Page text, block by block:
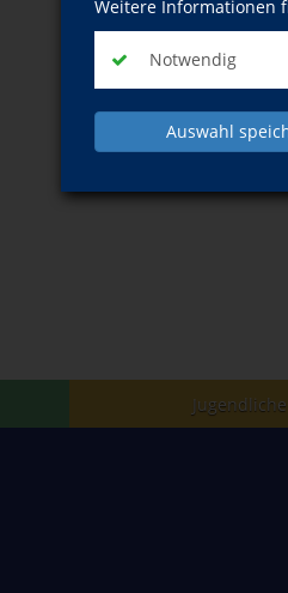
Weitere Informationen
Notwendig
Auswahl
Jugendliche